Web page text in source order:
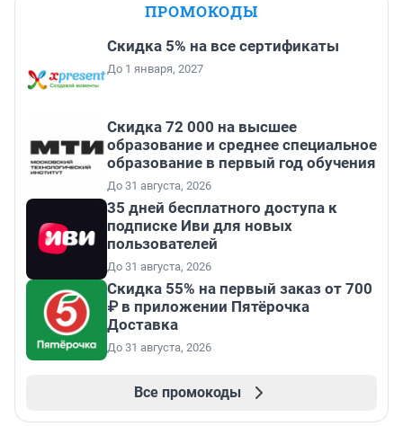
ПРОМОКОДЫ
Скидка 5% на все сертификаты
До 1 января, 2027
Скидка 72 000 на высшее
образование и среднее специальное
образование в первый год обучения
До 31 августа, 2026
35 дней бесплатного доступа к
подписке Иви для новых
пользователей
До 31 августа, 2026
Скидка 55% на первый заказ от 700
₽ в приложении Пятёрочка
Доставка
До 31 августа, 2026
Все промокоды